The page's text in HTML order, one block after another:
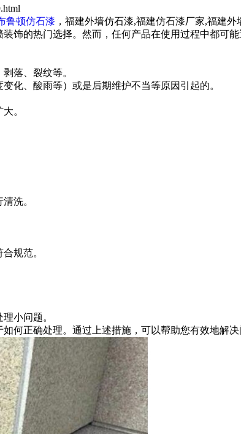
鲁顿仿石漆 ，福建外墙仿石漆,福建仿石漆厂家,福建
饰的热门选择。然而，任何产品在使用过程中都可
落、裂纹等。
、酸雨等）或是后期维护不当等原因引起的。
。
洗。
规范。
小问题。
正确处理。通过上述措施，可以帮助您有效地解决